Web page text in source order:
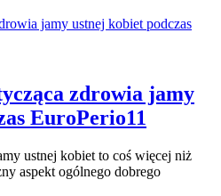
zdrowia jamy
EuroPerio11
ustnej kobiet to coś więcej niż
aspekt ogólnego dobrego